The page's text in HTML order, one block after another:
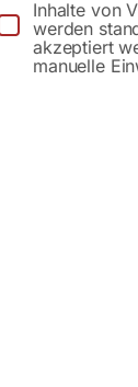
x 25 mm und
Inhalte von
werden
akzeptiert
manuelle